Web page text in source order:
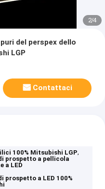
2/4
del perspex dello
LGP
Contattaci
100% Mitsubishi LGP,
prospetto a pellicola
a LED
prospetto a LED 100%